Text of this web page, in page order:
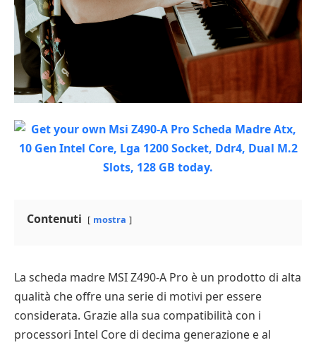
Contenuti mostra
La scheda madre MSI Z490-A Pro è un prodotto di alta
qualità che offre una serie di motivi per essere
considerata. Grazie alla sua compatibilità con i
processori Intel Core di decima generazione e al